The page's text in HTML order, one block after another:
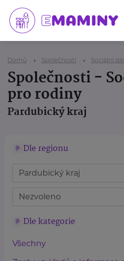
Domů Společnosti Sociální
Společnosti -
pro rodiny
Pardubický kraj
Dle regionu
Dle kategorie
Všechny